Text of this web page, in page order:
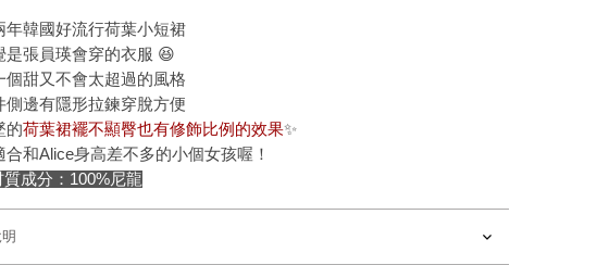
年韓國好流行荷葉小短裙
是張員瑛會穿的衣服 😆
個甜又不會太超過的風格
側邊有隱形拉鍊穿脫方便
的荷葉裙襬不顯臀也有修飾比例的效果✨
合和Alice身高差不多的小個女孩喔！
成分：100%尼龍